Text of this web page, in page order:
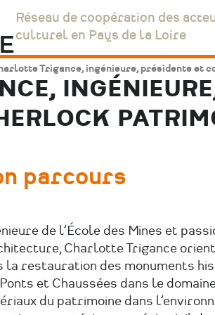
Réseau de coopération des
culturel en Pays de la Loire
Trigance, ingénieure, présidente et
parcours
de l’École des Mines et
Charlotte Trigance
la restauration des monuments
et Chaussées dans le
du patrimoine dans